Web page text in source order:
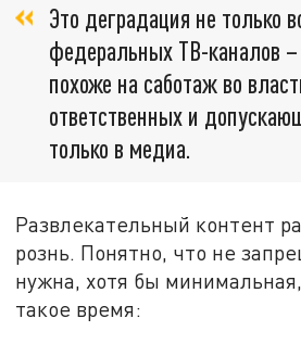
Это деградация не только
федеральных ТВ-каналов
похоже на саботаж во
ответственных и
только в медиа.
Развлекательный контент
рознь. Понятно, что не
нужна, хотя бы
такое время: